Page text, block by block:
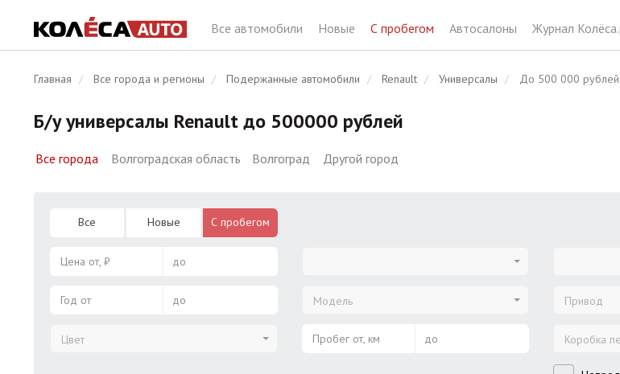
Все автомобили Новые С пробегом Автосалоны Журнал
Главная Все города и регионы Подержанные автомобили Renault Универсалы До 500 000 рублей
Б/у универсалы Renault до 500000 рублей
Все города Волгоградская область Волгоград Другой город
Все Новые С пробегом
Цена от, ₽ до
Год от до
Цвет
Модель
Пробег от, км до
Привод
Коробка